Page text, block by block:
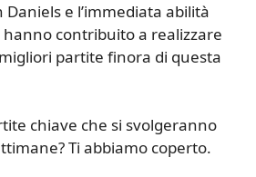
Daniels e l’immediata abilità
contribuito a realizzare
partite finora di questa
chiave che si svolgeranno
Ti abbiamo coperto.